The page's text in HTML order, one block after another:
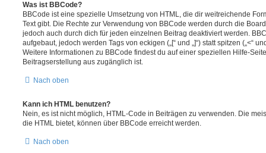
Was ist BBCode?
BBCode ist eine spezielle Umsetzung von HTML, die dir weitreichende
Text gibt. Die Rechte zur Verwendung von BBCode werden durch die
jedoch auch durch dich für jeden einzelnen Beitrag deaktiviert werden.
aufgebaut, jedoch werden Tags von eckigen („[“ und „]“) statt spitzen („<“
Weitere Informationen zu BBCode findest du auf einer speziellen Hilfe-
Beitragserstellung aus zugänglich ist.
Nach oben
Kann ich HTML benutzen?
Nein, es ist nicht möglich, HTML-Code in Beiträgen zu verwenden. Die
die HTML bietet, können über BBCode erreicht werden.
Nach oben